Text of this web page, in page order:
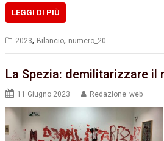
LEGGI DI PIÙ
2023, Bilancio, numero_20
La Spezia: demilitarizzare il
11 Giugno 2023 Redazione_web